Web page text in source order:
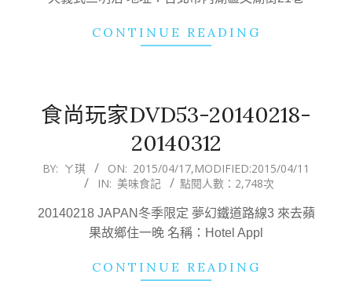
CONTINUE READING
食尚玩家DVD53-20140218-
20140312
2015-
17
BY: ㄚ琪 ON: 2015/04/17,MODIFIED:2015/04/11
IN: 美味食記 點閱人數：2,748次
20140218 JAPAN冬季限定 夢幻鐵道路線3 來去蘋
果故鄉住一晚 名稱：Hotel Appl
CONTINUE READING